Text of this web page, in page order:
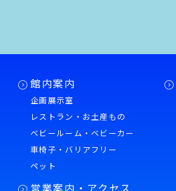
館内案内
企画展示室
レストラン・お土産もの
ベビールーム・ベビーカー
車椅子・バリアフリー
ペット
営業案内・アクセス